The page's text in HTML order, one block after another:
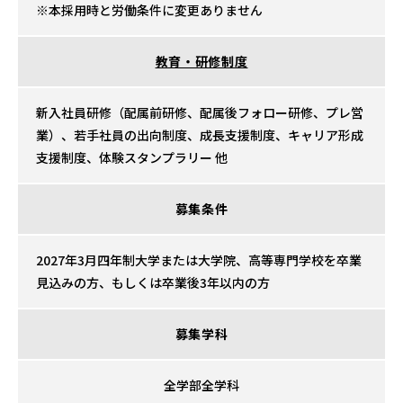
本採用時と労働条件に変更ありません
教育・研修制度
新入社員研修（配属前研修、配属後フォロー研修、プレ営
業）、若手社員の出向制度、成長支援制度、キャリア形成
支援制度、体験スタンプラリー 他
募集条件
2027年3月四年制大学または大学院、高等専門学校を卒業
見込みの方、もしくは卒業後3年以内の方
募集学科
全学部全学科